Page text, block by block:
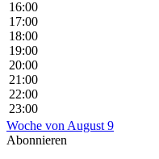
16:00
17:00
18:00
19:00
20:00
21:00
22:00
23:00
Woche von August 9
Abonnieren